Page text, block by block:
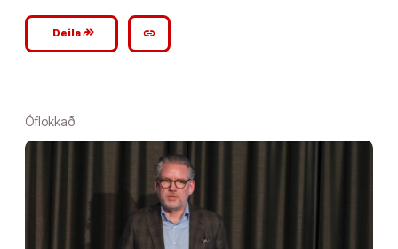
Deilagoogle_plus_reshare link
Óflokkað